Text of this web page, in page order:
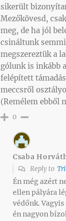
sikerült
Mezőkövesd,
meg, de ha jól
csináltunk
megszereztük a
gólunk is inkább
felépített
meccsről
(Remélem ebből
0
Csaba
Reply to
Én még azért
ellen pályára
védőnk.
én nagyon